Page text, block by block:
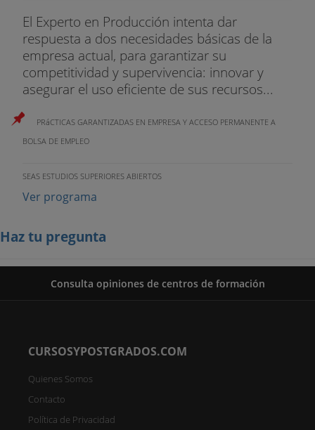
El Experto en Producción intenta dar
respuesta a dos necesidades básicas de la
empresa actual, para garantizar su
competitividad y supervivencia: innovar y
asegurar el uso eficiente de sus recursos...
PRáCTICAS GARANTIZADAS EN EMPRESA Y ACCESO PERMANENTE A
BOLSA DE EMPLEO
SEAS ESTUDIOS SUPERIORES ABIERTOS
Ver programa
Haz tu pregunta
Consulta opiniones de centros de formación
CURSOSYPOSTGRADOS.COM
Quienes Somos
Contacto
Política de Privacidad